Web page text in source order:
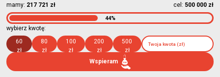
mamy: 217 721 zł cel: 500 000 zł
44%
wybierz kwotę:
60
zł
80
zł
100
zł
200
zł
500
zł
Wspieram